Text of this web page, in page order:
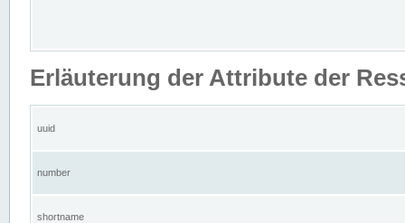
Erläuterung der Attribute der
uuid
number
shortname